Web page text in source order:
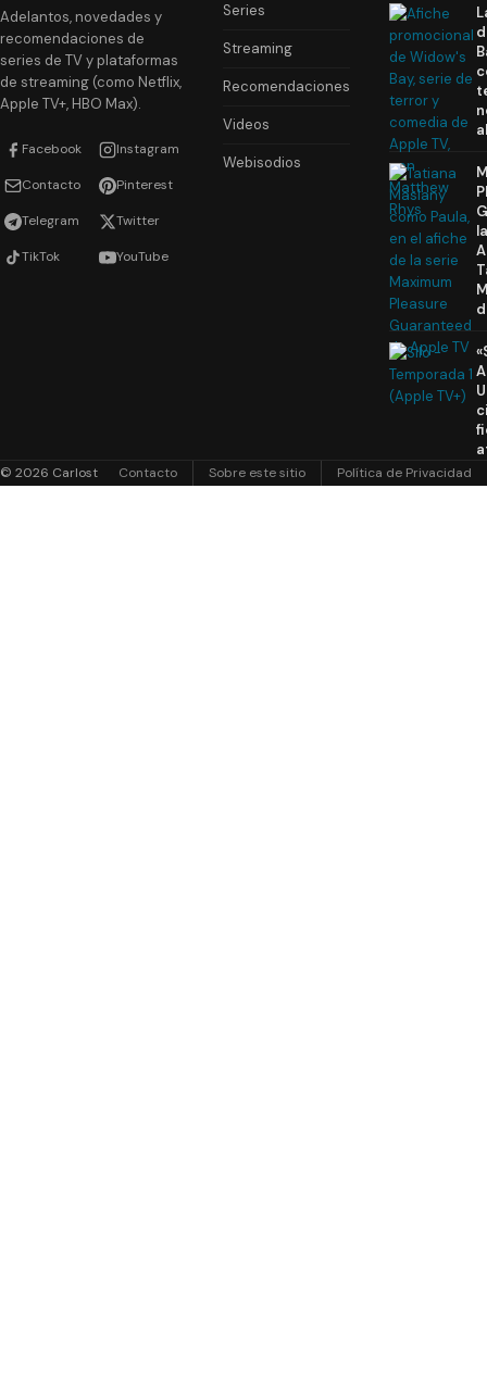
Adelantos, novedades y
recomendaciones de
series de TV y plataformas
de streaming (como Netflix,
Apple TV+, HBO Max).
Facebook Instagram
Contacto Pinterest
Telegram Twitter
TikTok YouTube
Series
Streaming
Recomendaciones
Videos
Webisodios
© 2026 Carlost Contacto Sobre este sitio Política de Privacidad